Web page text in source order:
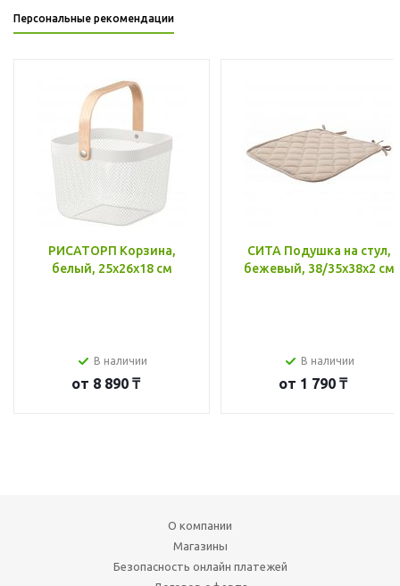
Персональные рекомендации
РИСАТОРП Корзина,
белый, 25x26x18 см
В наличии
от 8 890 ₸
СИТА Подушка на стул,
бежевый, 38/35x38x2 см
В наличии
от 1 790 ₸
О компании
Магазины
Безопасность онлайн платежей